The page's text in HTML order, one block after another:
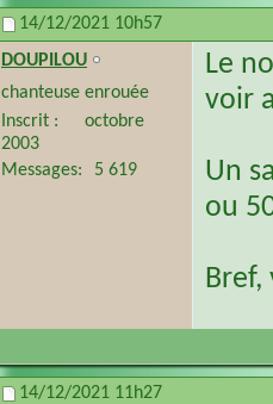
14/12/2021 10h57
DOUPILOU
chanteuse enrouée
Inscrit
octobre
2003
Messages
5 619
Le
voir
Un
ou
Bref,
14/12/2021 11h27